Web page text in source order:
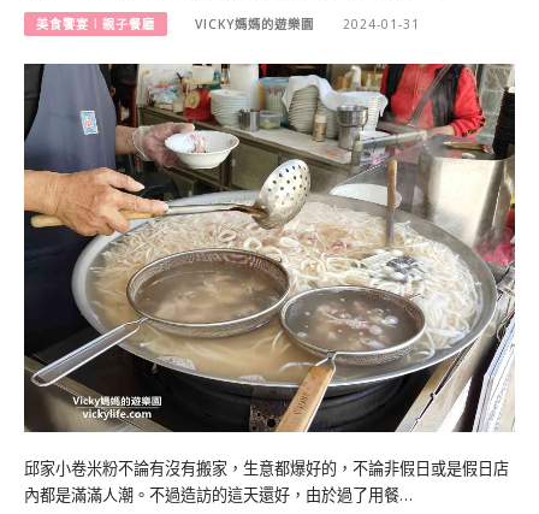
美食饗宴︱親子餐廳 VICKY媽媽的遊樂園 2024-01-31
邱家小卷米粉不論有沒有搬家，生意都爆好的，不論非假日或是假日店
內都是滿滿人潮。不過造訪的這天還好，由於過了用餐…